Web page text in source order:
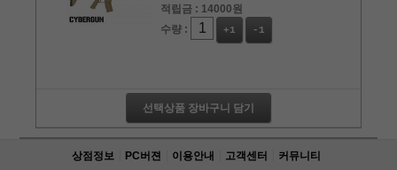
적립금 : 14000원
수량 :
+1 -1
선택상품 장바구니 담기
상점정보 PC버젼 이용안내 고객센터 커뮤니티